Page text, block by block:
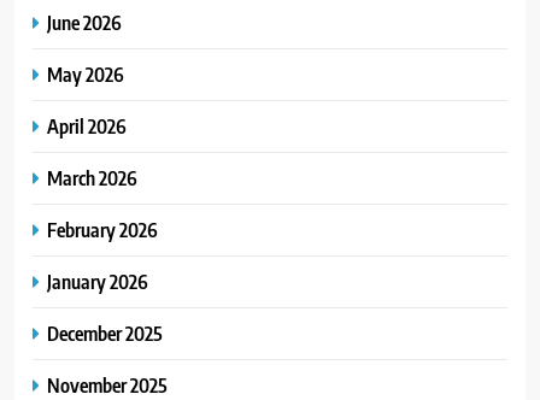
June 2026
May 2026
April 2026
March 2026
February 2026
January 2026
December 2025
November 2025